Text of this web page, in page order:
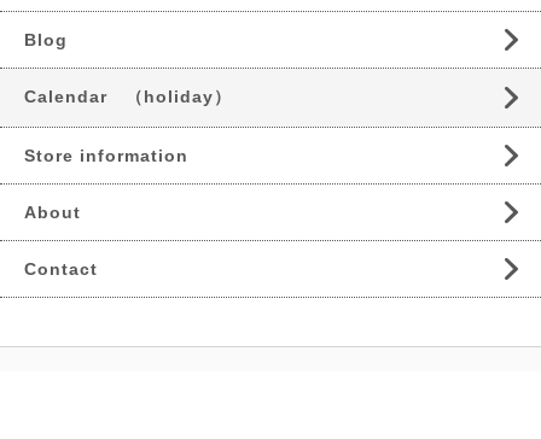
Blog
Calendar （holiday）
Store information
About
Contact